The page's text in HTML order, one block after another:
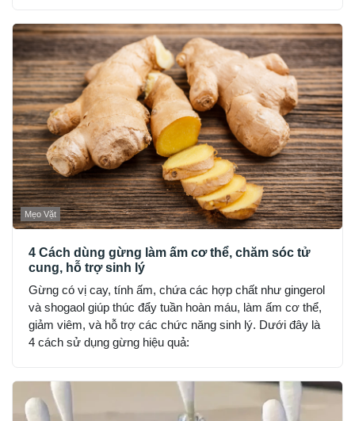
Mẹo Vặt
4 Cách dùng gừng làm ấm cơ thể, chăm sóc tử
cung, hỗ trợ sinh lý
Gừng có vị cay, tính ấm, chứa các hợp chất như gingerol
và shogaol giúp thúc đẩy tuần hoàn máu, làm ấm cơ thể,
giảm viêm, và hỗ trợ các chức năng sinh lý. Dưới đây là
4 cách sử dụng gừng hiệu quả: